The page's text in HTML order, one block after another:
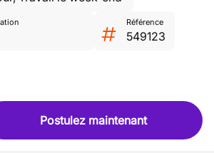
Référence
549123
Postulez maintenant